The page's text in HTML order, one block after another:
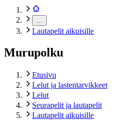
Lautapelit aikuisille
Murupolku
Etusivu
Lelut ja lastentarvikkeet
Lelut
Seurapelit ja lautapelit
Lautapelit aikuisille